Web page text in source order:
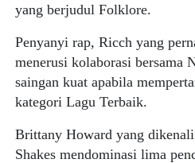
yang berjudul Folklore.
Penyanyi rap, Ricch yang
menerusi kolaborasi bersama
saingan kuat apabila
kategori Lagu Terbaik.
Brittany Howard yang
Shakes mendominasi lima